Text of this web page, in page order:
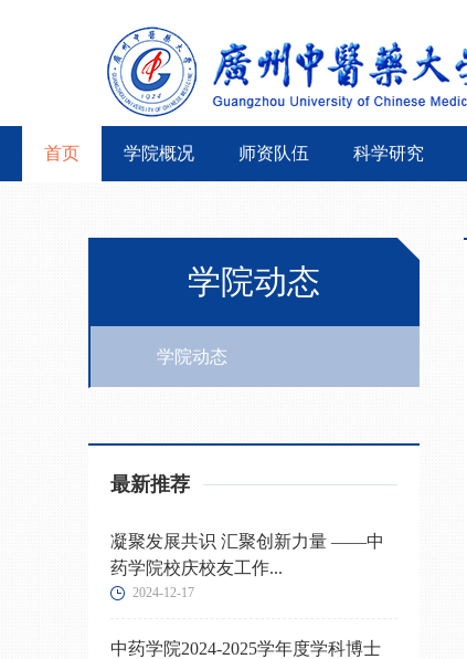
首页 学院概况 师资队伍 科学研究
学院动态
学院动态
最新推荐
凝聚发展共识 汇聚创新力量 ——中
药学院校庆校友工作...
2024-12-17
中药学院2024-2025学年度学科博士